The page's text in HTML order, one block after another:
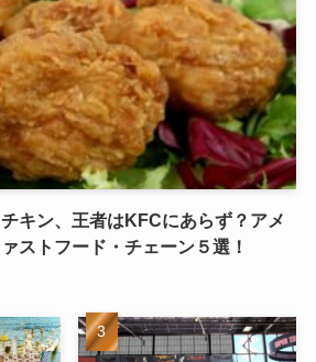
キン、王者はKFCにあらず？アメ
ストフード・チェーン５選！